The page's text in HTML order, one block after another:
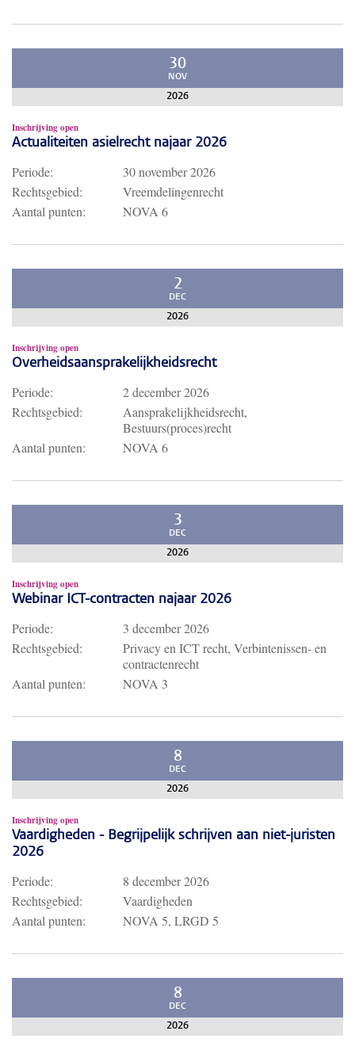
30
NOV
2026
Inschrijving open
Actualiteiten asielrecht najaar 2026
Periode:
30 november 2026
Rechtsgebied:
Vreemdelingenrecht
Aantal punten:
NOVA 6
2
DEC
2026
Inschrijving open
Overheidsaansprakelijkheidsrecht
Periode:
2 december 2026
Rechtsgebied:
Aansprakelijkheidsrecht,
Bestuurs(proces)recht
Aantal punten:
NOVA 6
3
DEC
2026
Inschrijving open
Webinar ICT-contracten najaar 2026
Periode:
3 december 2026
Rechtsgebied:
Privacy en ICT recht, Verbintenissen- en
contractenrecht
Aantal punten:
NOVA 3
8
DEC
2026
Inschrijving open
Vaardigheden - Begrijpelijk schrijven aan niet-juristen
2026
Periode:
8 december 2026
Rechtsgebied:
Vaardigheden
Aantal punten:
NOVA 5, LRGD 5
8
DEC
2026